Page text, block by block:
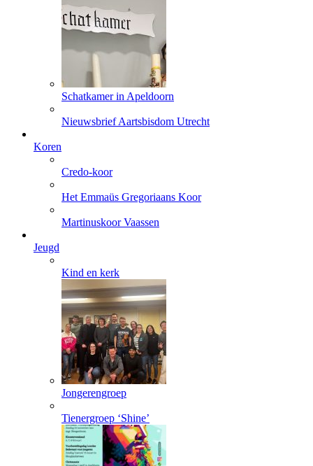
Schatkamer in Apeldoorn
Nieuwsbrief Aartsbisdom Utrecht
Koren
Credo-koor
Het Emmaüs Gregoriaans Koor
Martinuskoor Vaassen
Jeugd
Kind en kerk
Jongerengroep
Tienergroep ‘Shine’